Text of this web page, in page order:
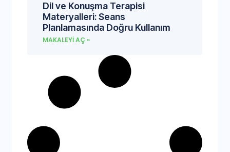
Dil ve Konuşma Terapisi
Materyalleri: Seans
Planlamasında Doğru Kullanım
MAKALEYI AÇ »